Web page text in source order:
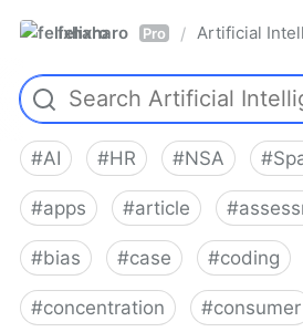
felixharo Pro / Artificial
#AI #HR #NSA #
#apps #article #
#bias #case #coding
#concentration #consumer